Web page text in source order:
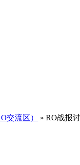
交流区） » RO战报